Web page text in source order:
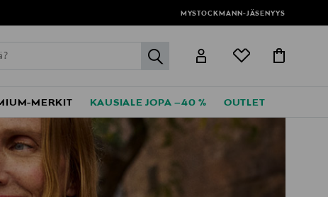
MYSTOCKMANN-JÄSENYYS
label.header.go
MERKIT KAUSIALE JOPA –40 % OUTLET